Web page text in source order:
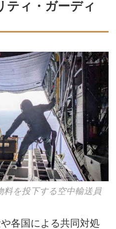
ティ・ガーディ
料を投下する空中輸送員
各国による共同対処